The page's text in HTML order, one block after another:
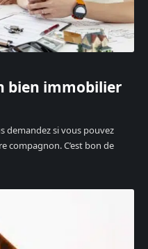
bien immobilier
demandez si vous pouvez
compagnon. C’est bon de